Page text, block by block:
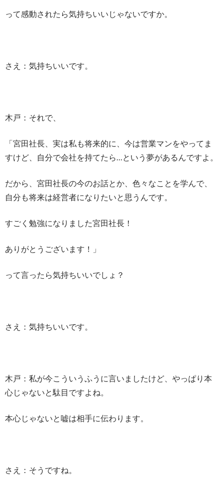
って感動されたら気持ちいいじゃないですか。
さえ：気持ちいいです。
木戸：それで、
「宮田社長、実は私も将来的に、今は営業マンをやってま
すけど、自分で会社を持てたら…という夢があるんですよ。
だから、宮田社長の今のお話とか、色々なことを学んで、
自分も将来は経営者になりたいと思うんです。
すごく勉強になりました宮田社長！
ありがとうございます！」
って言ったら気持ちいいでしょ？
さえ：気持ちいいです。
木戸：私が今こういうふうに言いましたけど、やっぱり本
心じゃないと駄目ですよね。
本心じゃないと嘘は相手に伝わります。
さえ：そうですね。